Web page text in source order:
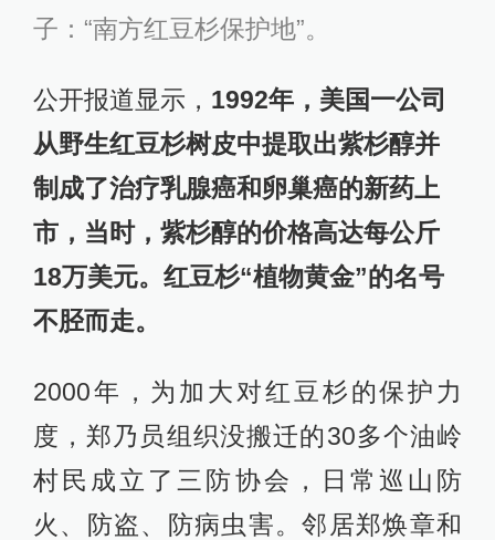
子：“南方红豆杉保护地”。
公开报道显示， 1992年，美国一公司
从野生红豆杉树皮中提取出紫杉醇并
制成了治疗乳腺癌和卵巢癌的新药上
市，当时，紫杉醇的价格高达每公斤
18万美元。红豆杉“植物黄金”的名号
不胫而走。
2000年，为加大对红豆杉的保护力
度，郑乃员组织没搬迁的30多个油岭
村民成立了三防协会，日常巡山防
火、防盗、防病虫害。邻居郑焕章和